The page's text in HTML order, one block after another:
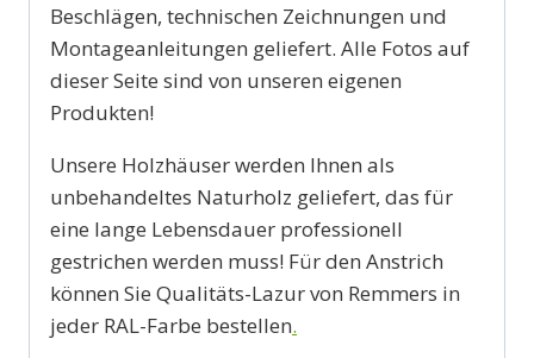
Beschlägen, technischen Zeichnungen und
Montageanleitungen geliefert. Alle Fotos auf
dieser Seite sind von unseren eigenen
Produkten!
Unsere Holzhäuser werden Ihnen als
unbehandeltes Naturholz geliefert, das für
eine lange Lebensdauer professionell
gestrichen werden muss! Für den Anstrich
können Sie Qualitäts-Lazur von Remmers in
jeder RAL-Farbe bestellen.